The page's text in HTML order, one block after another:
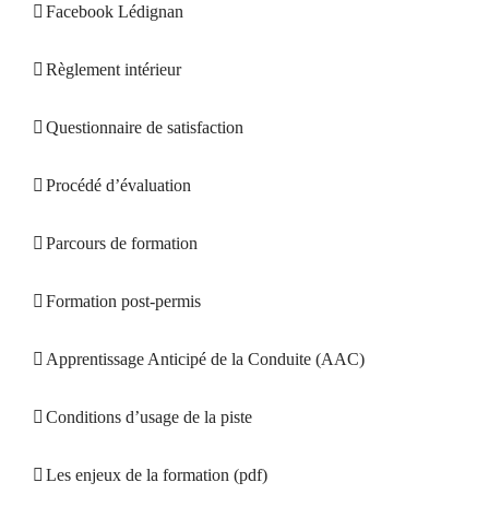
Facebook Lédignan
Règlement intérieur
Questionnaire de satisfaction
Procédé d’évaluation
Parcours de formation
Formation post-permis
Apprentissage Anticipé de la Conduite (AAC)
Conditions d’usage de la piste
Les enjeux de la formation (pdf)